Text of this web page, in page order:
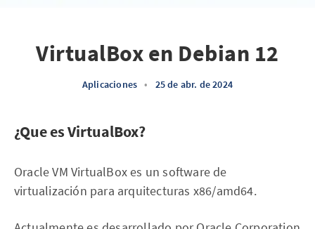
VirtualBox en Debian 12
Aplicaciones • 25 de abr. de 2024
¿Que es VirtualBox?
Oracle VM VirtualBox es un software de
virtualización para arquitecturas x86/amd64.